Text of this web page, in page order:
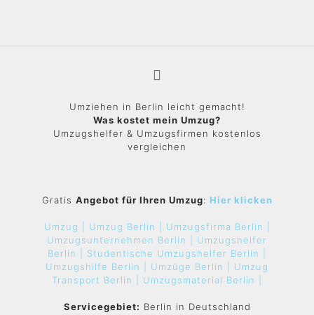
Umziehen in Berlin leicht gemacht!
Was kostet mein Umzug?
Umzugshelfer & Umzugsfirmen kostenlos
vergleichen
Gratis Angebot für Ihren Umzug: Hier klicken
Umzug | Umzug Berlin |
Umzugsfirma Berlin |
Umzugsunternehmen Berlin | Umzugshelfer
Berlin | Studentische Umzugshelfer Berlin |
Umzugshilfe Berlin | Umzüge Berlin | Umzug
Transport Berlin | Umzugsmaterial Berlin |
Servicegebiet: Berlin in Deutschland